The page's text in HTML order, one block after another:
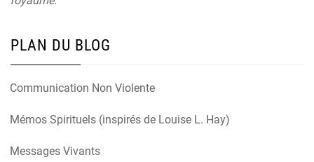
PLAN DU BLOG
Communication Non Violente
Mémos Spirituels (inspirés de Louise L. Hay)
Messages Vivants